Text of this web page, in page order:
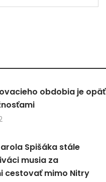
obdobia je opäť
Spišáka stále
musia za
cestovať mimo Nitry